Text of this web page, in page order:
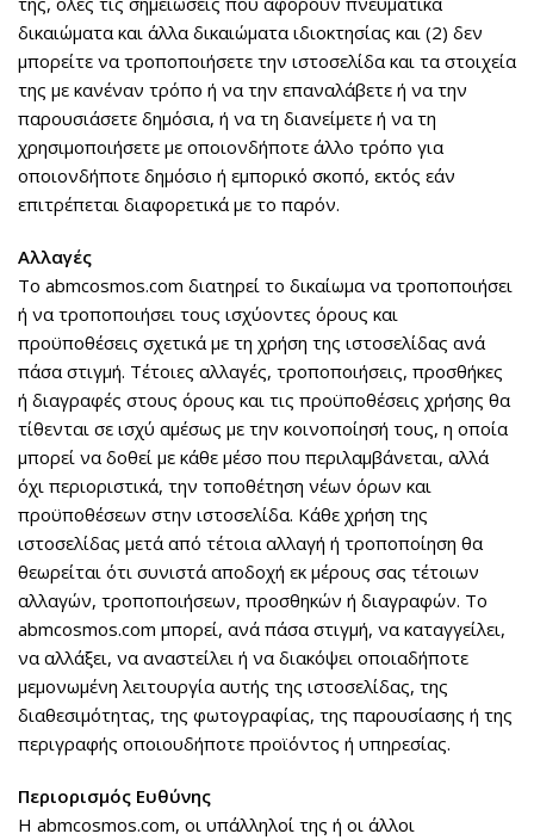
δικαιώματα και άλλα δικαιώματα ιδιοκτησίας και (2) δεν
μπορείτε να τροποποιήσετε την ιστοσελίδα και τα στοιχεία
της με κανέναν τρόπο ή να την επαναλάβετε ή να την
παρουσιάσετε δημόσια, ή να τη διανείμετε ή να τη
χρησιμοποιήσετε με οποιονδήποτε άλλο τρόπο για
οποιονδήποτε δημόσιο ή εμπορικό σκοπό, εκτός εάν
επιτρέπεται διαφορετικά με το παρόν.
Αλλαγές
Το abmcosmos.com διατηρεί το δικαίωμα να τροποποιήσει
ή να τροποποιήσει τους ισχύοντες όρους και
προϋποθέσεις σχετικά με τη χρήση της ιστοσελίδας ανά
πάσα στιγμή. Τέτοιες αλλαγές, τροποποιήσεις, προσθήκες
ή διαγραφές στους όρους και τις προϋποθέσεις χρήσης θα
τίθενται σε ισχύ αμέσως με την κοινοποίησή τους, η οποία
μπορεί να δοθεί με κάθε μέσο που περιλαμβάνεται, αλλά
όχι περιοριστικά, την τοποθέτηση νέων όρων και
προϋποθέσεων στην ιστοσελίδα. Κάθε χρήση της
ιστοσελίδας μετά από τέτοια αλλαγή ή τροποποίηση θα
θεωρείται ότι συνιστά αποδοχή εκ μέρους σας τέτοιων
αλλαγών, τροποποιήσεων, προσθηκών ή διαγραφών. Το
abmcosmos.com μπορεί, ανά πάσα στιγμή, να καταγγείλει,
να αλλάξει, να αναστείλει ή να διακόψει οποιαδήποτε
μεμονωμένη λειτουργία αυτής της ιστοσελίδας, της
διαθεσιμότητας, της φωτογραφίας, της παρουσίασης ή της
περιγραφής οποιουδήποτε προϊόντος ή υπηρεσίας.
Περιορισμός Ευθύνης
Η abmcosmos.com, οι υπάλληλοί της ή οι άλλοι